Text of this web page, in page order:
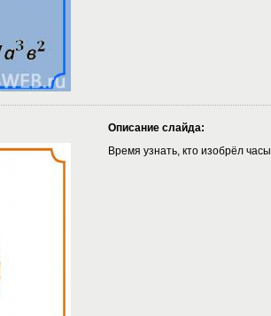
Описание слайда:
Время узнать, кто изобрёл часы